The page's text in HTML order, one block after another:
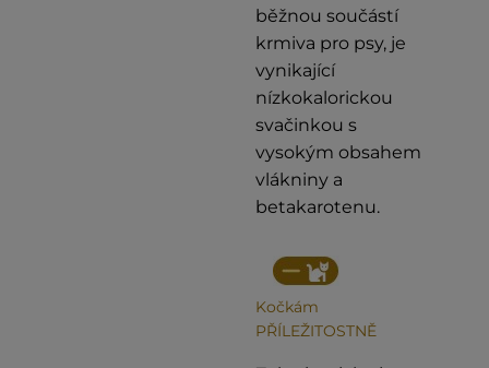
běžnou součástí
krmiva pro psy, je
vynikající
nízkokalorickou
svačinkou s
vysokým obsahem
vlákniny a
betakarotenu.
Kočkám
PŘÍLEŽITOSTNĚ